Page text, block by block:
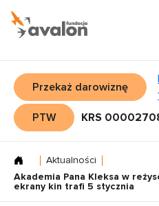
Przekaż darowiznę
PTW
KRS
Aktualności
Akademia Pana Kleksa w
ekrany kin trafi 5 stycznia